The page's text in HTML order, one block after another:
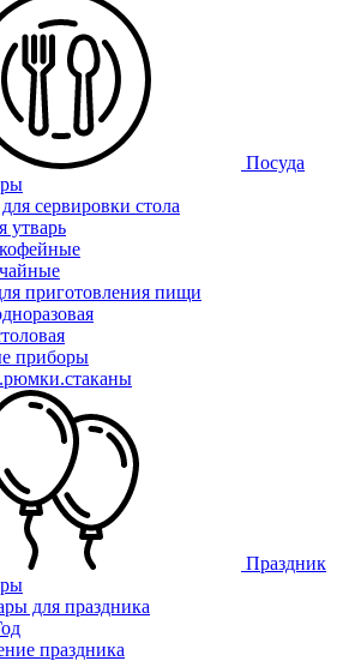
Посуда
сервировки стола
утварь
приготовления пищи
приборы
Праздник
для праздника
праздника